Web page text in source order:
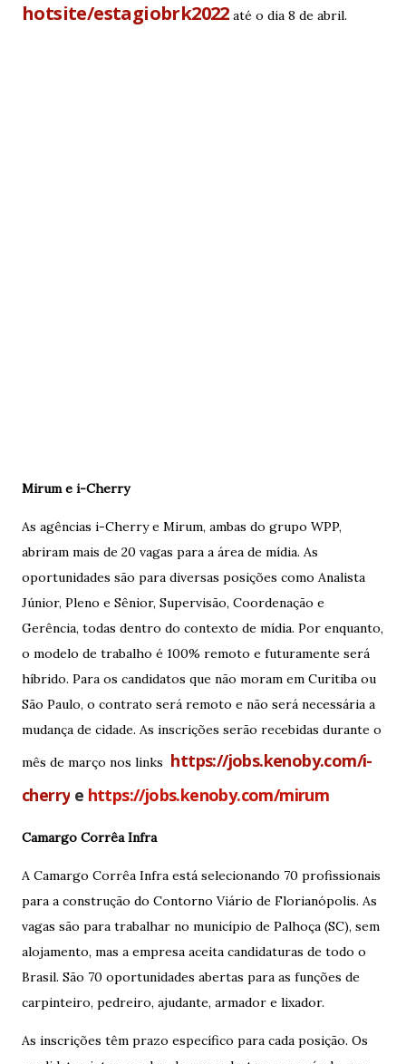
hotsite/estagiobrk2022até o dia 8 de abril.
Mirum e i-Cherry
As agências i-Cherry e Mirum, ambas do grupo WPP,
abriram mais de 20 vagas para a área de mídia. As
oportunidades são para diversas posições como Analista
Júnior, Pleno e Sênior, Supervisão, Coordenação e
Gerência, todas dentro do contexto de mídia. Por enquanto,
o modelo de trabalho é 100% remoto e futuramente será
híbrido. Para os candidatos que não moram em Curitiba ou
São Paulo, o contrato será remoto e não será necessária a
mudança de cidade. As inscrições serão recebidas durante o
mês de março nos links https://jobs.kenoby.com/i-
cherry e https://jobs.kenoby.com/mirum
Camargo Corrêa Infra
A Camargo Corrêa Infra está selecionando 70 profissionais
para a construção do Contorno Viário de Florianópolis. As
vagas são para trabalhar no município de Palhoça (SC), sem
alojamento, mas a empresa aceita candidaturas de todo o
Brasil. São 70 oportunidades abertas para as funções de
carpinteiro, pedreiro, ajudante, armador e lixador.
As inscrições têm prazo específico para cada posição. Os